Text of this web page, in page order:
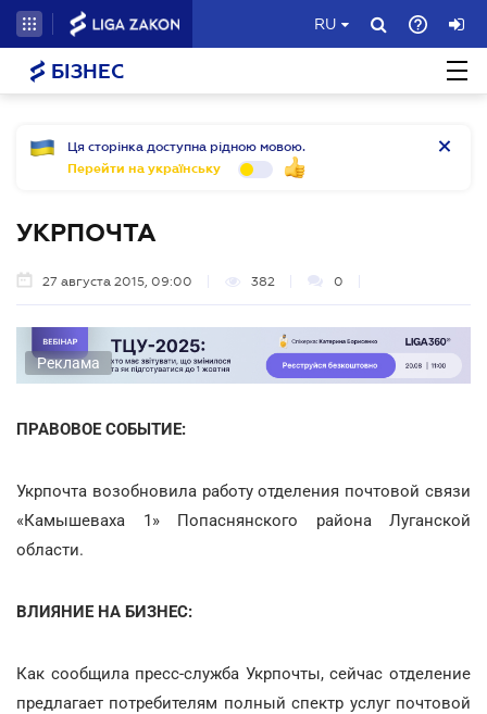
RU
БІЗНЕС
Ця сторінка доступна рідною мовою.
Перейти на українську
УКРПОЧТА
27 августа 2015, 09:00 382 0
Реклама
ПРАВОВОЕ СОБЫТИЕ:
Укрпочта возобновила работу отделения почтовой связи
«Камышеваха 1» Попаснянского района Луганской
области.
ВЛИЯНИЕ НА БИЗНЕС:
Как сообщила пресс-служба Укрпочты, сейчас отделение
предлагает потребителям полный спектр услуг почтовой